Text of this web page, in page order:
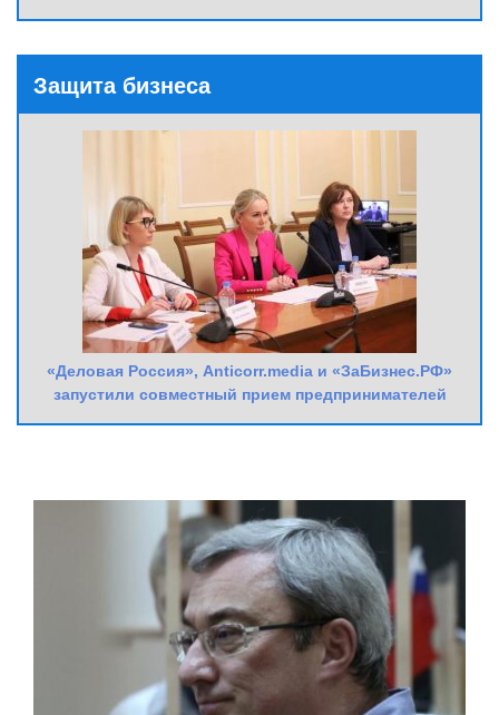
Защита бизнеса
«Деловая Россия», Anticorr.media и «ЗаБизнес.РФ»
запустили совместный прием предпринимателей